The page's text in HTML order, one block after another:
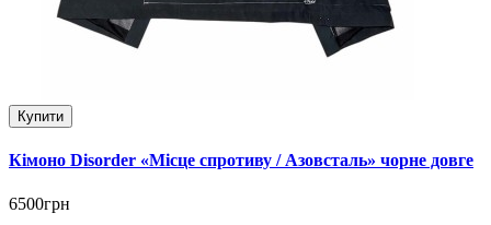
Купити
Кімоно Disorder «Місце спротиву / Азовсталь» чорне довге
6500грн